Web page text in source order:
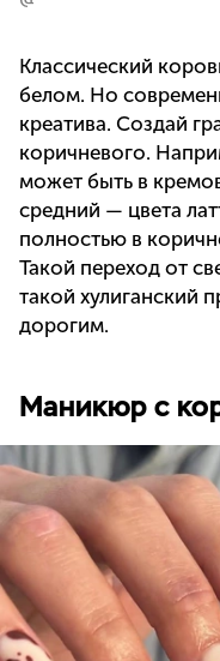
Классический
белом. Но
креатива. Создай
коричневого.
может быть в
средний — цвета
полностью в
Такой переход от
такой хулиганский
дорогим.
Маникюр с